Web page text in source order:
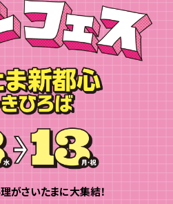
がさいたまに大集結！